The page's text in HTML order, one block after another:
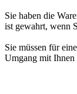
Sie haben die
ist gewahrt, wenn
Sie müssen für
Umgang mit